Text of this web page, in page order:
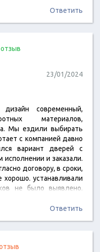
переплачивает,
Нормально…
Ответить
23/01/2024
современный,
материалов,
Мы ездили выбирать
с компанией давно
вариант дверей с
и заказали.
договору, в сроки,
хорошо. устанавливали
не было выявлено.
Ответить